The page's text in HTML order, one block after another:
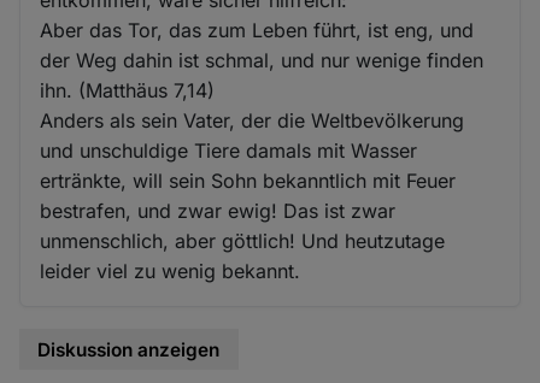
Aber das Tor, das zum Leben führt, ist eng, und
der Weg dahin ist schmal, und nur wenige finden
ihn. (Matthäus 7,14)
Anders als sein Vater, der die Weltbevölkerung
und unschuldige Tiere damals mit Wasser
ertränkte, will sein Sohn bekanntlich mit Feuer
bestrafen, und zwar ewig! Das ist zwar
unmenschlich, aber göttlich! Und heutzutage
leider viel zu wenig bekannt.
Diskussion anzeigen